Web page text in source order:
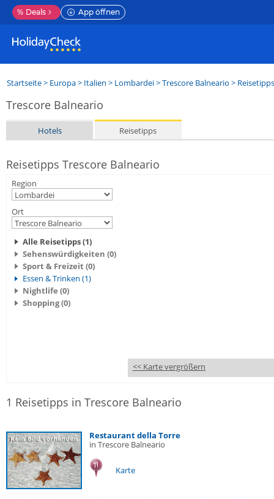
% Deals App öffnen
Startseite> Europa> Italien > Lombardei>Trescore Balneario > Reisetipps
Trescore Balneario
Hotels Reisetipps
Reisetipps Trescore Balneario
Region
Ort
Alle Reisetipps (1)
Sehenswürdigkeiten (0)
Sport & Freizeit (0)
Essen & Trinken (1)
Nightlife (0)
Shopping (0)
<< Karte vergrößern
1 Reisetipps in Trescore Balneario
Restaurant della Torre
in Trescore Balneario
Karte